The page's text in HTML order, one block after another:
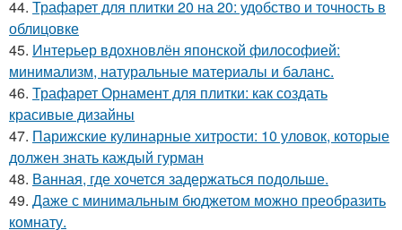
44. Трафарет для плитки 20 на 20: удобство и точность в
облицовке
45. Интерьер вдохновлён японской философией:
минимализм, натуральные материалы и баланс.
46. Трафарет Орнамент для плитки: как создать
красивые дизайны
47. Парижские кулинарные хитрости: 10 уловок, которые
должен знать каждый гурман
48. Ванная, где хочется задержаться подольше.
49. Даже с минимальным бюджетом можно преобразить
комнату.